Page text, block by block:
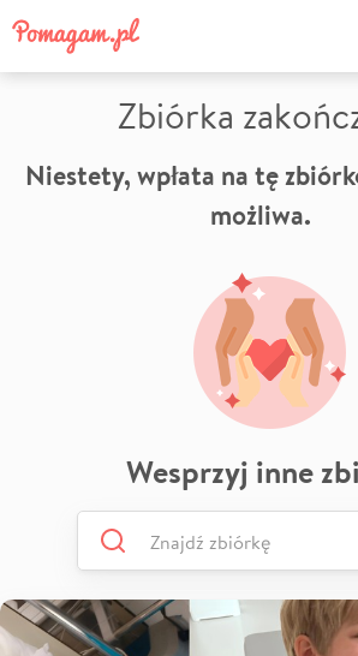
Zbiórka
Niestety, wpłata na tę
możliwa.
Wesprzyj inne